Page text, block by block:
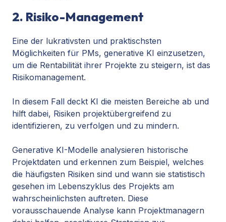
2. Risiko-Management
Eine der lukrativsten und praktischsten
Möglichkeiten für PMs, generative KI einzusetzen,
um die Rentabilität ihrer Projekte zu steigern, ist das
Risikomanagement.
In diesem Fall deckt KI die meisten Bereiche ab und
hilft dabei, Risiken projektübergreifend zu
identifizieren, zu verfolgen und zu mindern.
Generative KI-Modelle analysieren historische
Projektdaten und erkennen zum Beispiel, welches
die häufigsten Risiken sind und wann sie statistisch
gesehen im Lebenszyklus des Projekts am
wahrscheinlichsten auftreten. Diese
vorausschauende Analyse kann Projektmanagern